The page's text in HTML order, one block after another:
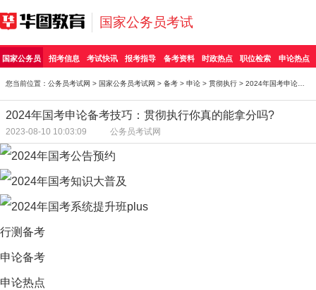
国家公务员考试
国家公务员 招考信息 考试快讯 报考指导 备考资料 时政热点 职位检索 申论热点
您当前位置： 公务员考试网 > 国家公务员考试网 > 备考 > 申论 > 贯彻执行 > 2024年国考申论备考技巧：贯彻执行你真的能拿分吗?
2024年国考申论备考技巧：贯彻执行你真的能拿分吗?
2023-08-10 10:03:09 公务员考试网
行测备考
申论备考
申论热点